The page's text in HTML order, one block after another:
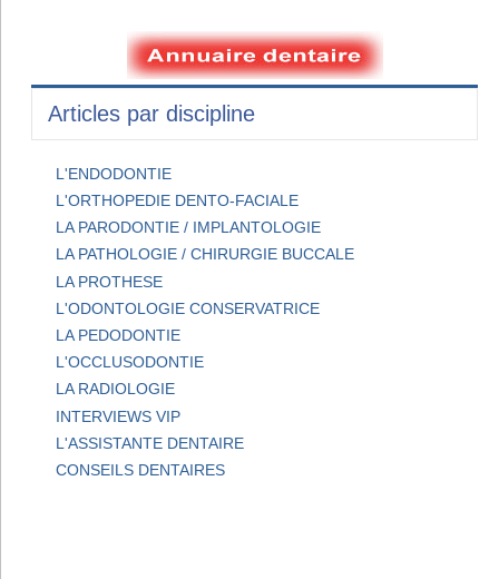
Articles par discipline
L'ENDODONTIE
L'ORTHOPEDIE DENTO-FACIALE
LA PARODONTIE / IMPLANTOLOGIE
LA PATHOLOGIE / CHIRURGIE BUCCALE
LA PROTHESE
L'ODONTOLOGIE CONSERVATRICE
LA PEDODONTIE
L'OCCLUSODONTIE
LA RADIOLOGIE
INTERVIEWS VIP
L'ASSISTANTE DENTAIRE
CONSEILS DENTAIRES